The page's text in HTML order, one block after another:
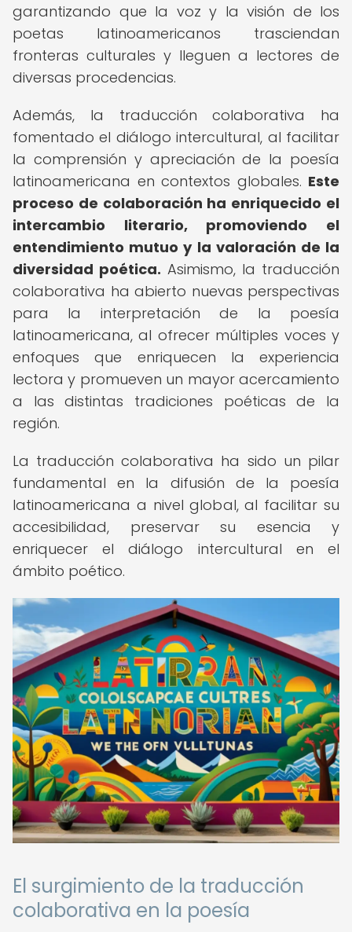
garantizando que la voz y la visión de los
poetas latinoamericanos trasciendan
fronteras culturales y lleguen a lectores de
diversas procedencias.
Además, la traducción colaborativa ha
fomentado el diálogo intercultural, al facilitar
la comprensión y apreciación de la poesía
latinoamericana en contextos globales. Este
proceso de colaboración ha enriquecido el
intercambio literario, promoviendo el
entendimiento mutuo y la valoración de la
diversidad poética. Asimismo, la traducción
colaborativa ha abierto nuevas perspectivas
para la interpretación de la poesía
latinoamericana, al ofrecer múltiples voces y
enfoques que enriquecen la experiencia
lectora y promueven un mayor acercamiento
a las distintas tradiciones poéticas de la
región.
La traducción colaborativa ha sido un pilar
fundamental en la difusión de la poesía
latinoamericana a nivel global, al facilitar su
accesibilidad, preservar su esencia y
enriquecer el diálogo intercultural en el
ámbito poético.
El surgimiento de la traducción
colaborativa en la poesía